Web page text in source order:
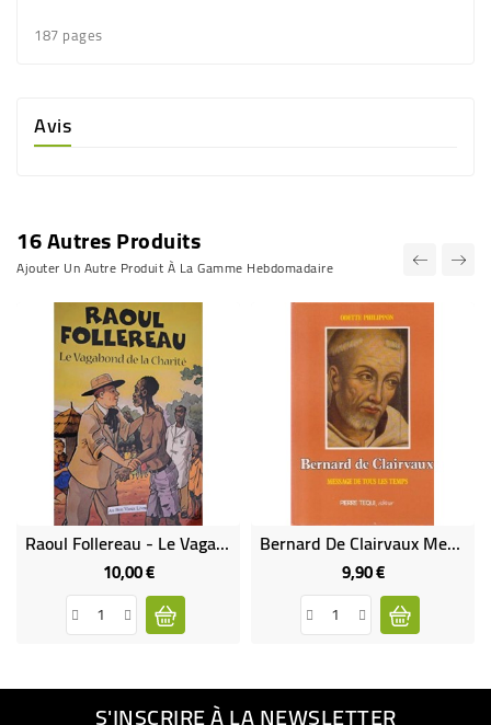
187 pages
Avis
16 Autres Produits
Ajouter Un Autre Produit À La Gamme Hebdomadaire
Raoul Follereau - Le Vagabond De La Charité
10,00 €Prix
Bernard De Clairvaux Message De Tous Les Temps (Occasion)
9,90 €Prix
S'INSCRIRE À LA NEWSLETTER